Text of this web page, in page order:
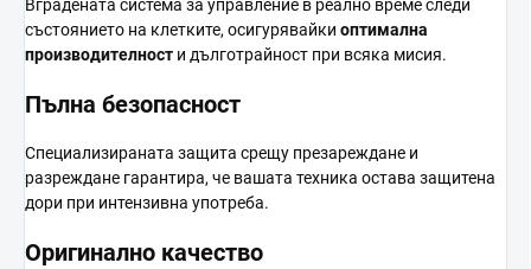
Вградената система за управление в реално време следи
състоянието на клетките, осигурявайки оптимална
производителност и дълготрайност при всяка мисия.
Пълна безопасност
Специализираната защита срещу презареждане и
разреждане гарантира, че вашата техника остава защитена
дори при интензивна употреба.
Оригинално качество